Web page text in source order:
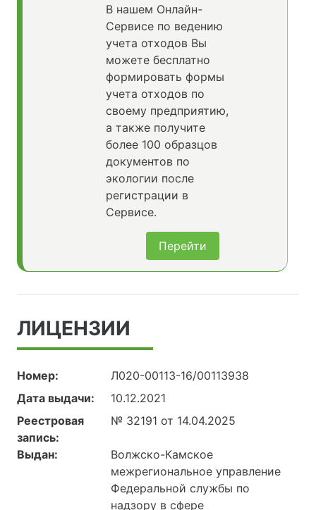
В нашем Онлайн-
Сервисе по ведению
учета отходов Вы
можете бесплатно
формировать формы
учета отходов по
своему предприятию,
а также получите
более 100 образцов
документов по
экологии после
регистрации в
Сервисе.
Перейти
ЛИЦЕНЗИИ
Номер:
Л020-00113-16/00113938
Дата выдачи:
10.12.2021
Реестровая
запись:
№ 32191 от 14.04.2025
Выдан:
Волжско-Камское
межрегиональное управление
Федеральной службы по
надзору в сфере